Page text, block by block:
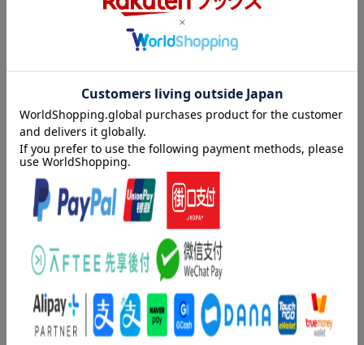
発達障害のある子のあそびが充実、気持ちが安定するおもちゃが
・きらきら光る、くるくる回る、ひっぱると伸び縮みする、 発
達障害のある子どもが思わず見て、触りたくなるおもちゃを簡単
・五感二覚に訴えかけるおもちゃであそび感覚欲求が満たされる
と、情動が安定して子どもの問題が減ります。あそんでいるうち
に、手指の発達や生活動作の習得にもつながります。
・多くのおもちゃが百均の素材で簡単に作れるので、作業が負担
にならず、量産もしやすいです！
保育現場では「感覚おもちゃ」が求められています。
子どもは心地よい感触、引っ張ると伸び縮みする、など直感的に
あそべるおもちゃを好みます。
特に発達障害のある子にとって、十分にあそべるおもちゃは大
切。
集中してあそび込めると精神が安定してトラブルが減り、結果的
には手指の発達や生活動作の習得にもつながります。
内容紹介（JPROより）
発達障害のある子のあそびが充実、
気持ちが安定するおもちゃが作れます
・きらきら光る、くるくる回る、ひっぱると伸び縮みする、